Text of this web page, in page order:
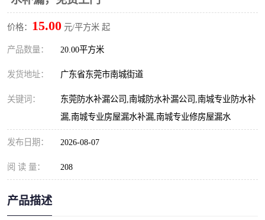
价格： 15.00 元/平方米 起
产品数量： 20.00平方米
发货地址： 广东省东莞市南城街道
关键词：
东莞防水补漏公司,南城防水补漏公司,南城专业防水补
漏,南城专业房屋漏水补漏,南城专业修房屋漏水
发布日期： 2026-08-07
阅 读 量： 208
产品描述